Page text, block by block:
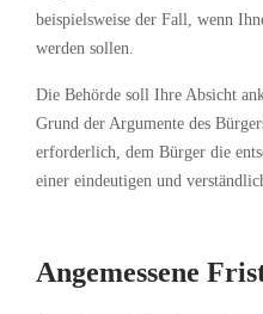
beispielsweise der Fall, wenn
werden sollen.
Die Behörde soll Ihre Absicht
Grund der Argumente des
erforderlich, dem Bürger die
einer eindeutigen und
Angemessene